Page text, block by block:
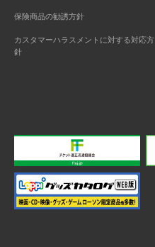
保険商品の勧誘方針
カスタマーハラスメントに対する対応方
針